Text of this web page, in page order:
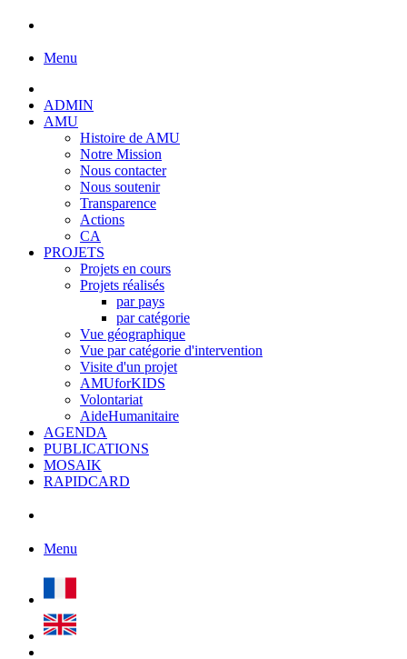
Menu
ADMIN
AMU
Histoire de AMU
Notre Mission
Nous contacter
Nous soutenir
Transparence
Actions
CA
PROJETS
Projets en cours
Projets réalisés
par pays
par catégorie
Vue géographique
Vue par catégorie d'intervention
Visite d'un projet
AMUforKIDS
Volontariat
AideHumanitaire
AGENDA
PUBLICATIONS
MOSAIK
RAPIDCARD
Menu